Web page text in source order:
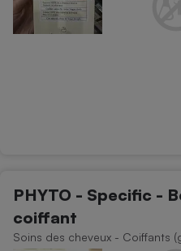
PHYTO - Specific -
coiffant
Soins des cheveux - Coiffants